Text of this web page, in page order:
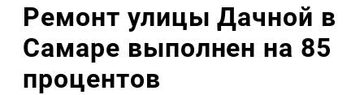
Ремонт улицы Дачной в
Самаре выполнен на 85
процентов